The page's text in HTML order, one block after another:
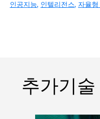
인공지능 인텔리전스 자율형
추가기술